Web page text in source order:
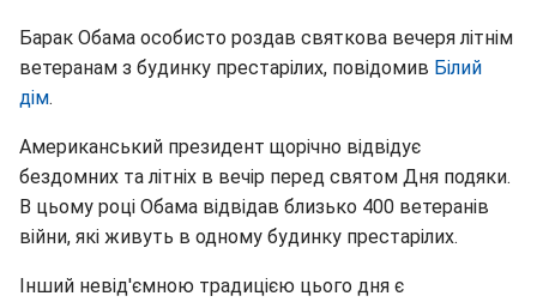
Барак Обама особисто роздав святкова вечеря літнім
ветеранам з будинку престарілих, повідомив Білий
дім.
Американський президент щорічно відвідує
бездомних та літніх в вечір перед святом Дня подяки.
В цьому році Обама відвідав близько 400 ветеранів
війни, які живуть в одному будинку престарілих.
Інший невід'ємною традицією цього дня є